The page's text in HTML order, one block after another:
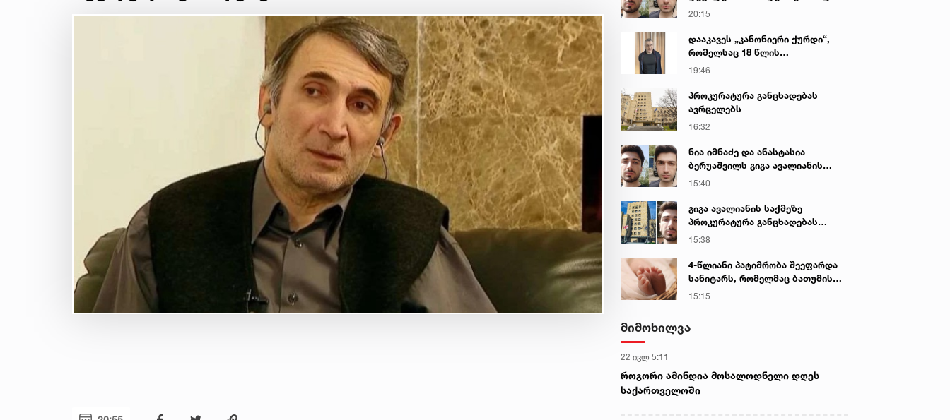
გიგა ავალიანის მკვლელობაზე
20:15
დააკავეს „კანონიერი ქურდი“,
რომელსაც 18 წლის
განმავლობაში ეძებდნენ
19:46
პროკურატურა განცხადებას
ავრცელებს
16:32
ნია იმნაძე და ანასტასია
ბერუაშვილს გიგა ავალიანის
საქმეზე ბრალი წარედგინათ
15:40
გიგა ავალიანის საქმეზე
პროკურატურა განცხადებას
ავრცელებს
15:38
4-წლიანი პატიმრობა შეეფარდა
სანიტარს, რომელმაც ბათუმის
კლინიკის საპირფარეშოში
მიაყენა
15:15
მიმოხილვა
22 ივლ 5:11
როგორი ამინდია მოსალოდნელი დღეს
საქართველოში